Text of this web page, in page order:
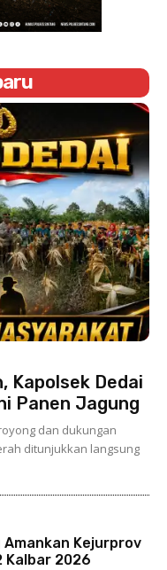
Kapolsek Dedai
Panen Jagung
dan dukungan
ditunjukkan langsung
Kejurprov
Kalbar 2026